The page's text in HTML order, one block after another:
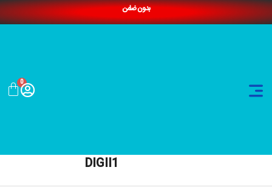
بدون ضامن
0
DIGII1